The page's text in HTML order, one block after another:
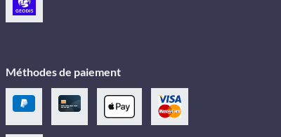
Méthodes de paiement